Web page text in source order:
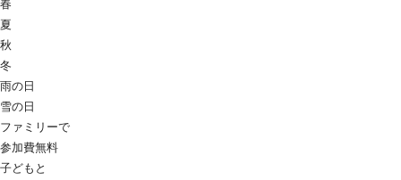
春
夏
秋
冬
雨の日
雪の日
ファミリーで
参加費無料
子どもと